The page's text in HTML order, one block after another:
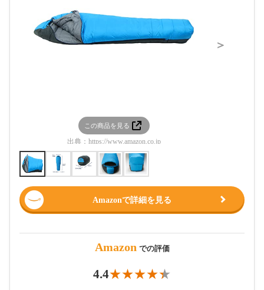
この商品を見る
出典： https://www.amazon.co.jp
＞
Amazonで詳細を見る
Amazon での評価
4.4